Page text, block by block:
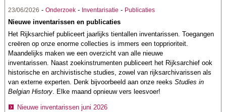
23/06/2026 -Onderzoek - Inventarisatie - Publicaties
Nieuwe inventarissen en publicaties
Het Rijksarchief publiceert jaarlijks tientallen inventarissen. Toegangen
creëren op onze enorme collecties is immers een topprioriteit.
Maandelijks maken we een overzicht van alle nieuwe
inventarissen. Naast zoekinstrumenten publiceert het Rijksarchief ook
historische en archivistische studies, zowel van rijksarchivarissen als
van externe experten. Denk bijvoorbeeld aan onze reeksStudies in
Belgian History . Elke maand opnieuw vers leesvoer!
Nieuwe inventarissen juni 2026